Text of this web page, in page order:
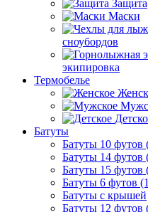
Защита
Маски
сноубордов
экипировка
Термобелье
Батуты
Батуты 10 футов
Батуты 14 футов
Батуты 15 футов
Батуты 6 футов
Батуты с крышей
Батуты 12 футов